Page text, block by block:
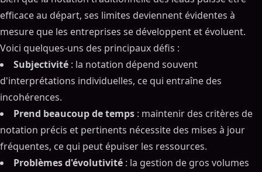
efficace au départ, ses limites deviennent évidentes à
mesure que les entreprises se développent et évoluent.
Voici quelques-uns des principaux défis :
Subjectivité : la notation dépend souvent
d'interprétations individuelles, ce qui entraîne des
incohérences.
Prend beaucoup de temps : maintenir des critères de
notation précis et pertinents nécessite des mises à jour
fréquentes, ce qui peut épuiser les ressources.
Problèmes d'évolutivité : la gestion de gros volumes